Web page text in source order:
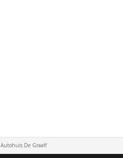
Autohuis De Graaff